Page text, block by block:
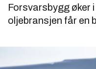
Forsvarsbygg øker
oljebransjen får en